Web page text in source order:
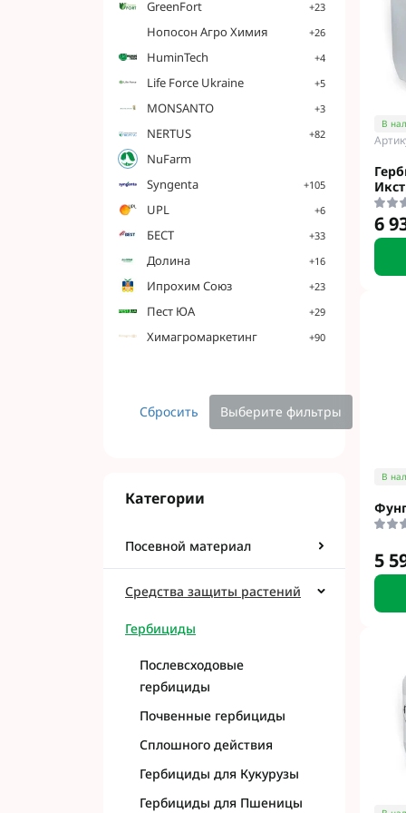
Гербициды Бест
Гербициды
Гербициды
Фунгициды Для
Фунгициды
Фунгициды
Фунгициды Для
Фунгициды Для
Фунгициды
Фунгициды
Фунгициды
Фунгициды Для
Фунгициды
Фунгициды Для
Контактные
Системные
Фунгициды АХТ
Фунгициды
Фунгициды
Фунгициды
Фунгициды
Фунгициды FMC
GreenFort +23
Hoпocoн Агро Химия +26
HuminTech +4
Life Force Ukraine +5
MONSANTO +3
NERTUS +82
NuFarm
Syngenta
+105
UPL +6
БЕСТ +33
Долина +16
Ипрохим Союз +23
Пест ЮА +29
Химагромаркетинг +90
Сбросить Выберите фильтры
Категории
Посевной материал
Средства защиты растений
Гербициды
Послевсходовые
гербициды
Почвенные гербициды
Сплошного действия
Гербициды для Кукурузы
Гербициды для Пшеницы
В
6
В
5